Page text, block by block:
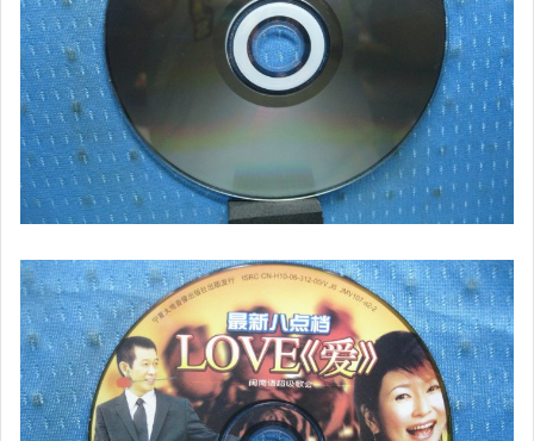
PSP及其他原版遊戲光碟
藍光電影影片光碟
其他類光碟
XBOX遊戲光碟
旅遊書籍小說書刊
集郵
其它